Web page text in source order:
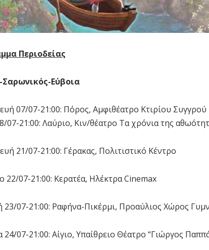
Περιοδείας
Σαρωνικός-Εύβοια
07/07-21:00: Πόρος, Αμφιθέατρο Κτιρίου Συγγρού
07-21:00: Λαύριο, Κιν/θέατρο Τα χρόνια της
21/07-21:00: Γέρακας, Πολιτιστικό Κέντρο
22/07-21:00: Κερατέα, Ηλέκτρα Cinemax
23/07-21:00: Ραφήνα-Πικέρμι, Προαύλιος Χώρος
24/07-21:00: Αίγιο, Υπαίθρειο Θέατρο “Γιώργος